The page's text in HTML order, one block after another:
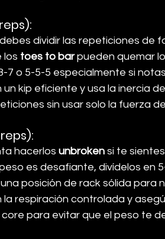
:
dividir las repeticiones de
los toes to bar pueden quemar
7 o 5-5-5 especialmente si
un kip eficiente y usa la inercia
sin usar solo la fuerza
:
hacerlos unbroken si te
es desafiante, divídelos en
posición de rack sólida para
la respiración controlada y
para evitar que el peso te